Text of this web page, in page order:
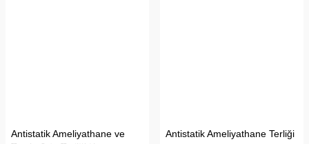
Antistatik Ameliyathane ve
Antistatik Ameliyathane Terliği